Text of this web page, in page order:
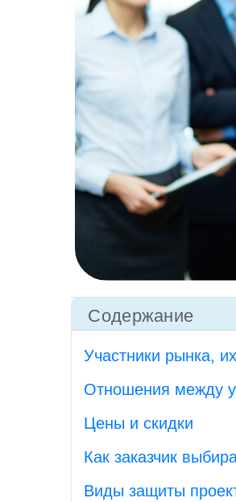
Содержание
Участники рынка,
Отношения между
Цены и скидки
Как заказчик
Виды защиты